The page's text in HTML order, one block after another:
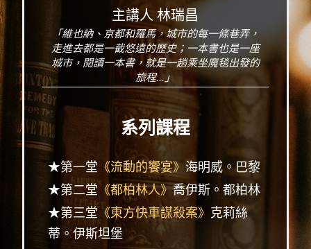
主講人 林瑞昌
「維也納、京都和羅馬，城市的每一條巷弄，
走進去都是一截悠遠的歷史；一本書也是一座
城市，閱讀一本書，就是一趟乘坐魔毯出發的
旅程...」
系列課程
★第一堂 《流動的饗宴》 海明威。巴黎
★第二堂 《都柏林人》喬伊斯。都柏林
★第三堂 《東方快車謀殺案》 克莉絲
蒂。伊斯坦堡